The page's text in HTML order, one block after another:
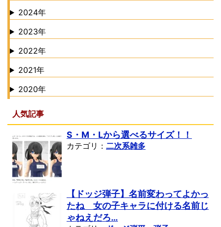
2024年
2023年
2022年
2021年
2020年
人気記事
S・M・Lから選べるサイズ！！
カテゴリ： 二次系雑多
【ドッジ弾子】名前変わってよかっ
たね 女の子キャラに付ける名前じ
ゃねえだろ…